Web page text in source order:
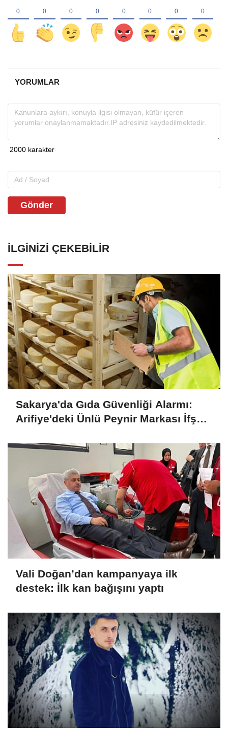
YORUMLAR
Gönder
İLGINIZI ÇEKEBILIR
Sakarya'da Gıda Güvenliği Alarmı:
Arifiye'deki Ünlü Peynir Markası İfşa
Vali Doğan’dan kampanyaya ilk
destek: İlk kan bağışını yaptı